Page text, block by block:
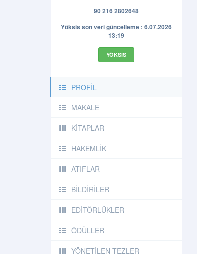
90 216 2802648
Yöksis son veri güncelleme : 6.07.2026
13:19
YÖKSIS
PROFİL
MAKALE
KİTAPLAR
HAKEMLİK
ATIFLAR
BİLDİRİLER
EDİTÖRLÜKLER
ÖDÜLLER
YÖNETİLEN TEZLER